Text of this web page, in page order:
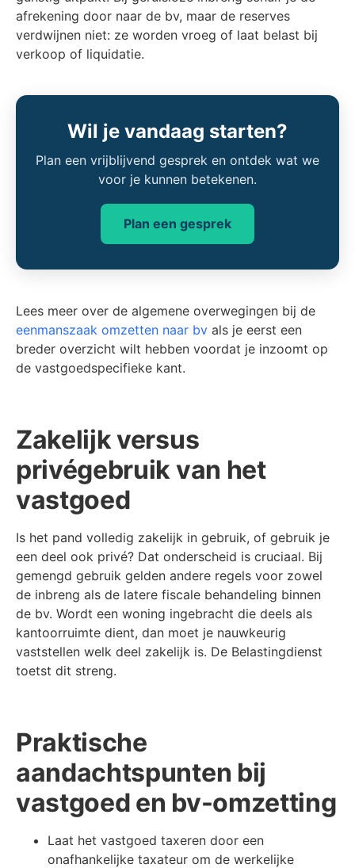
afrekening door naar de bv, maar de reserves
verdwijnen niet: ze worden vroeg of laat belast bij
verkoop of liquidatie.
Wil je vandaag starten?
Plan een vrijblijvend gesprek en ontdek wat we
voor je kunnen betekenen.
Plan een gesprek
Lees meer over de algemene overwegingen bij de
eenmanszaak omzetten naar bv als je eerst een
breder overzicht wilt hebben voordat je inzoomt op
de vastgoedspecifieke kant.
Zakelijk versus
privégebruik van het
vastgoed
Is het pand volledig zakelijk in gebruik, of gebruik je
een deel ook privé? Dat onderscheid is cruciaal. Bij
gemengd gebruik gelden andere regels voor zowel
de inbreng als de latere fiscale behandeling binnen
de bv. Wordt een woning ingebracht die deels als
kantoorruimte dient, dan moet je nauwkeurig
vaststellen welk deel zakelijk is. De Belastingdienst
toetst dit streng.
Praktische
aandachtspunten bij
vastgoed en bv-omzetting
Laat het vastgoed taxeren door een
onafhankelijke taxateur om de werkelijke